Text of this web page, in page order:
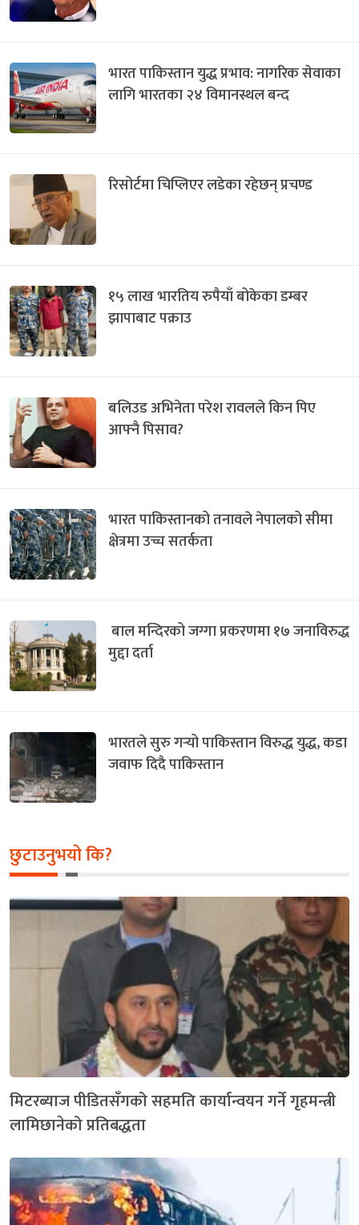
भारत पाकिस्तान युद्ध प्रभाव: नागरिक सेवाका
लागि भारतका २४ विमानस्थल बन्द
रिसोर्टमा चिप्लिएर लडेका रहेछन् प्रचण्ड
१५ लाख भारतिय रुपैयाँ बोकेका डम्बर
झापाबाट पक्राउ
बलिउड अभिनेता परेश रावलले किन पिए
आफ्नै पिसाव?
भारत पाकिस्तानको तनावले नेपालको सीमा
क्षेत्रमा उच्च सतर्कता
बाल मन्दिरको जग्गा प्रकरणमा १७ जनाविरुद्ध
मुद्दा दर्ता
भारतले सुरु गर्‍यो पाकिस्तान विरुद्ध युद्ध, कडा
जवाफ दिदै पाकिस्तान
छुटाउनुभयो कि?
मिटरब्याज पीडितसँगको सहमति कार्यान्वयन गर्ने गृहमन्त्री
लामिछानेको प्रतिबद्धता